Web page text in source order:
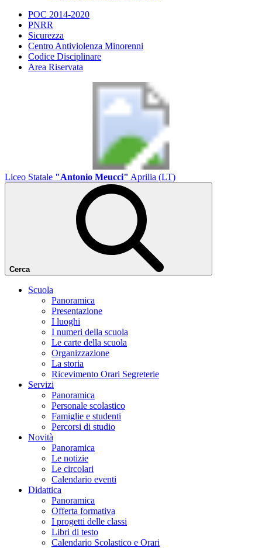
POC 2014-2020
PNRR
Sicurezza
Centro Antiviolenza Minorenni
Codice Disciplinare
Area Riservata
Liceo Statale "Antonio Meucci" Aprilia (LT)
Cerca
Scuola
Panoramica
Presentazione
I luoghi
I numeri della scuola
Le carte della scuola
Organizzazione
La storia
Ricevimento Orari Segreterie
Servizi
Panoramica
Personale scolastico
Famiglie e studenti
Percorsi di studio
Novità
Panoramica
Le notizie
Le circolari
Calendario eventi
Didattica
Panoramica
Offerta formativa
I progetti delle classi
Libri di testo
Calendario Scolastico e Orari